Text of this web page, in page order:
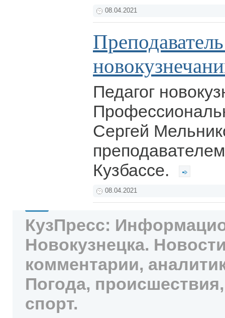
08.04.2021
Педагог
Сергей
Кузбассе.
08.04.2021
КузПресс:
Новокузнецка.
комментарии,
Погода,
спорт.